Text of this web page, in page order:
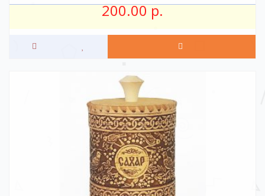
200.00 р.